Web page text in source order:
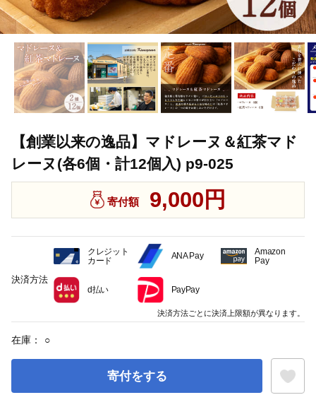
【創業以来の逸品】マドレーヌ＆紅茶マド
レーヌ(各6個・計12個入) p9-025
寄付額 9,000円
在庫： ○
寄付をする
決済方法
クレジット
カード
ANA Pay
Amazon
Pay
d払い PayPay
決済方法ごとに決済上限額が異なります。